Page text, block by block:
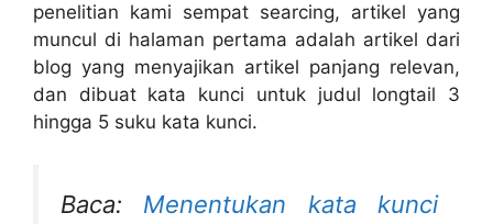
penelitian kami sempat searcing, artikel yang
muncul di halaman pertama adalah artikel dari
blog yang menyajikan artikel panjang relevan,
dan dibuat kata kunci untuk judul longtail 3
hingga 5 suku kata kunci.
Baca: Menentukan kata kunci